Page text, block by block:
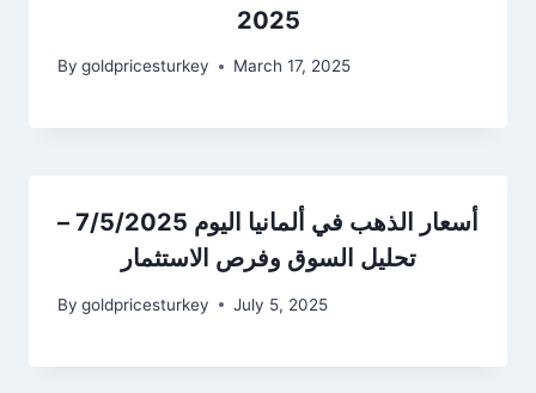
2025
By goldpricesturkey March 17, 2025
أسعار الذهب في ألمانيا اليوم 7/5/2025 –
تحليل السوق وفرص الاستثمار
By goldpricesturkey July 5, 2025